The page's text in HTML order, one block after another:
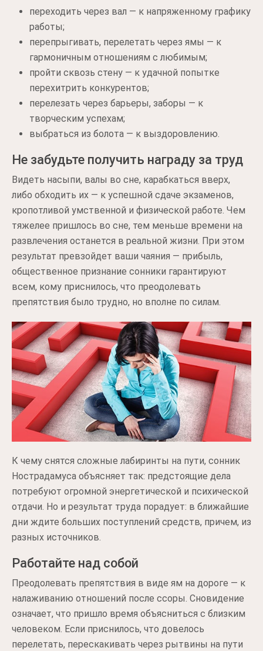
переходить через вал — к напряженному графику
работы;
перепрыгивать, перелетать через ямы — к
гармоничным отношениям с любимым;
пройти сквозь стену — к удачной попытке
перехитрить конкурентов;
перелезать через барьеры, заборы — к
творческим успехам;
выбраться из болота — к выздоровлению.
Не забудьте получить награду за труд
Видеть насыпи, валы во сне, карабкаться вверх,
либо обходить их — к успешной сдаче экзаменов,
кропотливой умственной и физической работе. Чем
тяжелее пришлось во сне, тем меньше времени на
развлечения останется в реальной жизни. При этом
результат превзойдет ваши чаяния — прибыль,
общественное признание сонники гарантируют
всем, кому приснилось, что преодолевать
препятствия было трудно, но вполне по силам.
К чему снятся сложные лабиринты на пути, сонник
Нострадамуса объясняет так: предстоящие дела
потребуют огромной энергетической и психической
отдачи. Но и результат труда порадует: в ближайшие
дни ждите больших поступлений средств, причем, из
разных источников.
Работайте над собой
Преодолевать препятствия в виде ям на дороге — к
налаживанию отношений после ссоры. Сновидение
означает, что пришло время объясниться с близким
человеком. Если приснилось, что довелось
перелетать, перескакивать через рытвины на пути